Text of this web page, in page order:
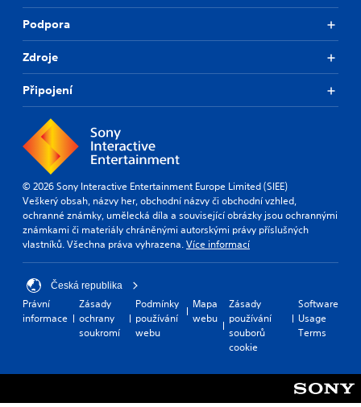
Podpora
Zdroje
Připojení
© 2026 Sony Interactive Entertainment Europe Limited (SIEE)
Veškerý obsah, názvy her, obchodní názvy či obchodní vzhled,
ochranné známky, umělecká díla a související obrázky jsou ochrannými
známkami či materiály chráněnými autorskými právy příslušných
vlastníků. Všechna práva vyhrazena.Více informací
Česká republika
Právní
informace
Zásady
ochrany
soukromí
Podmínky
používání
webu
Mapa
webu
Zásady
používání
souborů
cookie
Software
Usage
Terms